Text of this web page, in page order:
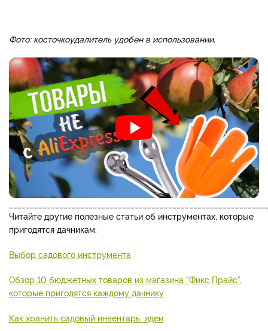
Фото: косточкоудалитель удобен в использовании.
Читайте другие полезные статьи об инструментах, которые
пригодятся дачникам:
Выбор садового инструмента
Обзор 10 бюджетных товаров из магазина "Фикс Прайс",
которые пригодятся каждому дачнику
Как хранить садовый инвентарь: идеи